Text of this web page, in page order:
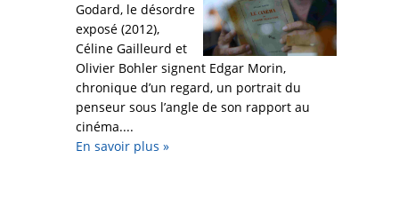
Godard, le désordre
exposé (2012),
Céline Gailleurd et
Olivier Bohler signent Edgar Morin,
chronique d’un regard, un portrait du
penseur sous l’angle de son rapport au
cinéma....
En savoir plus »